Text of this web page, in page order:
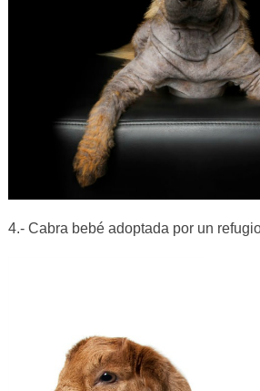
4.- Cabra bebé adoptada por un